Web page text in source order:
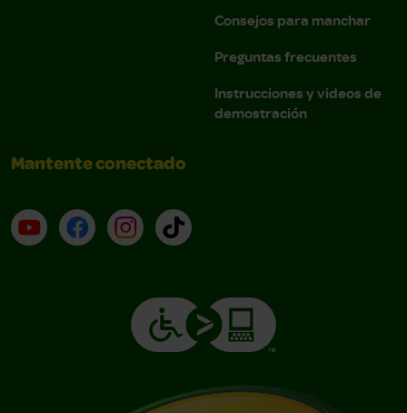
Consejos para manchar
Preguntas frecuentes
Instrucciones y videos de
demostración
Mantente conectado
YouTube (en inglés)
Facebook (en inglés)
Instagram (en inglés)
TikTok